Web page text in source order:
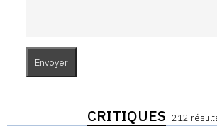
CRITIQUES 212